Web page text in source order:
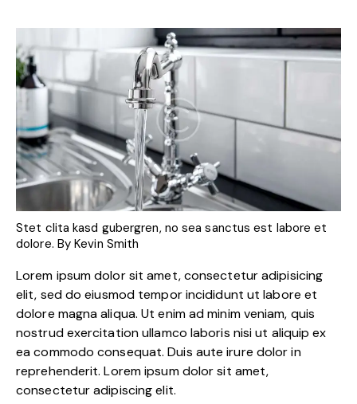
Stet clita kasd gubergren, no sea sanctus est labore et
dolore. ByKevin Smith
Lorem ipsum dolor sit amet, consectetur adipisicing
elit, sed do eiusmod tempor incididunt ut labore et
dolore magna aliqua. Ut enim ad minim veniam, quis
nostrud exercitation ullamco laboris nisi ut aliquip ex
ea commodo consequat. Duis aute irure dolor in
reprehenderit. Lorem ipsum dolor sit amet,
consectetur adipiscing elit.